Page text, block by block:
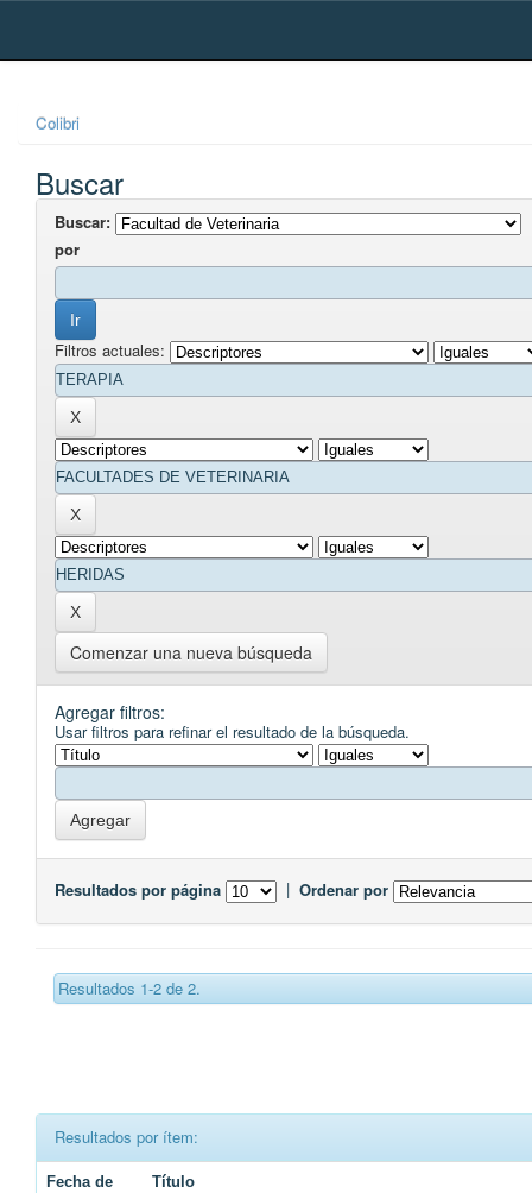
Skip
Colibri
Buscar
Buscar:
por
Filtros actuales:
Comenzar una nueva búsqueda
Agregar filtros:
Usar filtros para refinar el resultado de la búsqueda.
Resultados por página | Ordenar por
Resultados 1-2 de 2.
Resultados por ítem:
Fecha de
Título